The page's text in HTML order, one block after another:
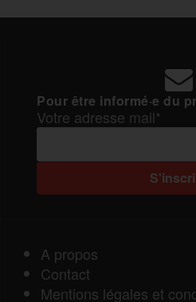
Pour être informé·e du
Votre adresse mail*
A propos
Contact
Mentions légales et